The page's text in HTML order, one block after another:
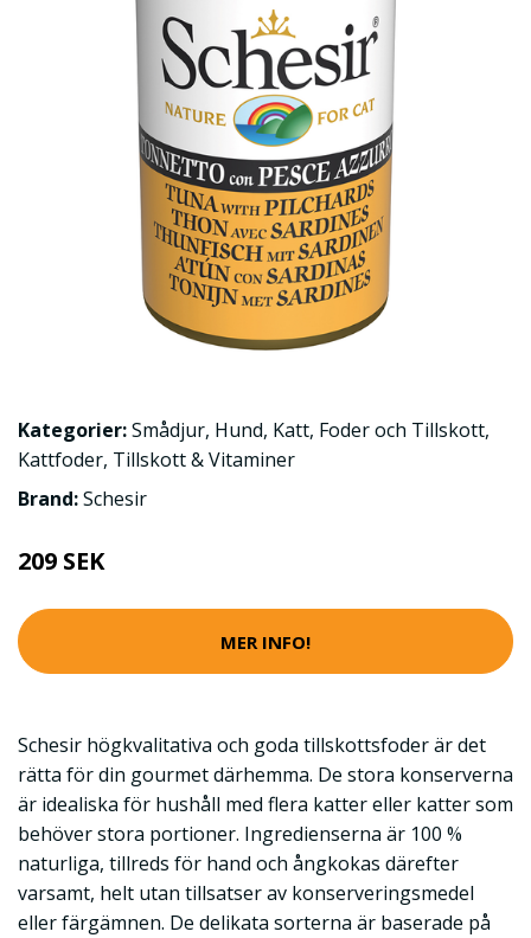
Kategorier:Smådjur, Hund, Katt, Foder och Tillskott,
Kattfoder, Tillskott & Vitaminer
Brand:Schesir
209 SEK
MER INFO!
Schesir högkvalitativa och goda tillskottsfoder är det
rätta för din gourmet därhemma. De stora konserverna
är idealiska för hushåll med flera katter eller katter som
behöver stora portioner. Ingredienserna är 100 %
naturliga, tillreds för hand och ångkokas därefter
varsamt, helt utan tillsatser av konserveringsmedel
eller färgämnen. De delikata sorterna är baserade på